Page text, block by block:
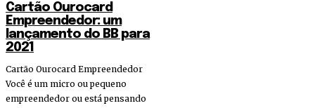
Cartão Ourocard
Empreendedor: um
lançamento do BB para
2021
Cartão Ourocard Empreendedor
Você é um micro ou pequeno
empreendedor ou está pensando